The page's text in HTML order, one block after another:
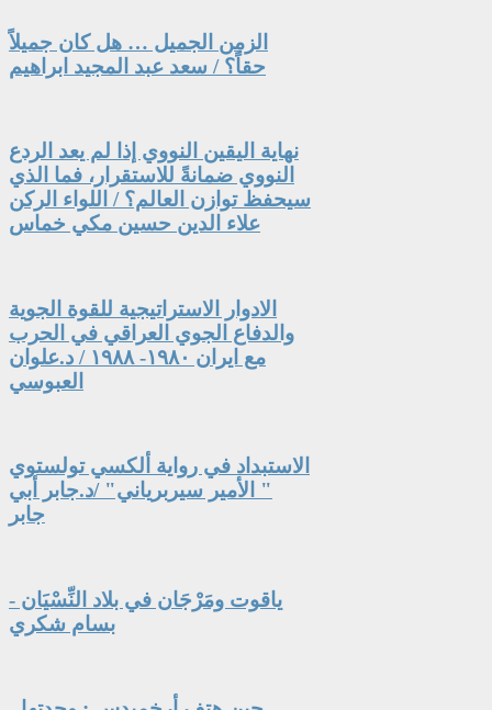
الزمن الجميل … هل كان جميلاً
حقاً؟ / سعد عبد المجيد ابراهيم
نهاية اليقين النووي إذا لم يعد الردع
النووي ضمانةً للاستقرار، فما الذي
سيحفظ توازن العالم؟ / اللواء الركن
علاء الدين حسين مكي خماس
الادوار الاستراتيجية للقوة الجوية
والدفاع الجوي العراقي في الحرب
مع ايران ١٩٨٠- ١٩٨٨ / د.علوان
العبوسي
الاستبداد في رواية ألكسي تولستوي
" الأمير سيربرياني" /د.جابر أبي
جابر
ياقوت ومَرْجَان في بلاد النِّسْيَان -
بسام شكري